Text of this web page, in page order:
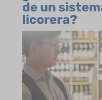
de un
licorera?